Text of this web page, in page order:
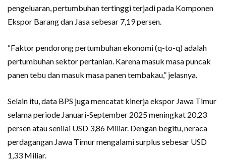
pengeluaran, pertumbuhan tertinggi terjadi pada Komponen
Ekspor Barang dan Jasa sebesar 7,19 persen.
“Faktor pendorong pertumbuhan ekonomi (q-to-q) adalah
pertumbuhan sektor pertanian. Karena masuk masa puncak
panen tebu dan masuk masa panen tembakau,” jelasnya.
Selain itu, data BPS juga mencatat kinerja ekspor Jawa Timur
selama periode Januari-September 2025 meningkat 20,23
persen atau senilai USD 3,86 Miliar. Dengan begitu, neraca
perdagangan Jawa Timur mengalami surplus sebesar USD
1,33 Miliar.